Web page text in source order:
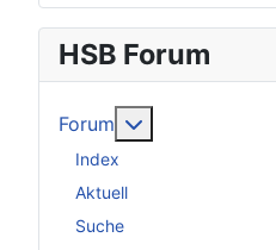
HSB Forum
Forum
Index
Aktuell
Suche